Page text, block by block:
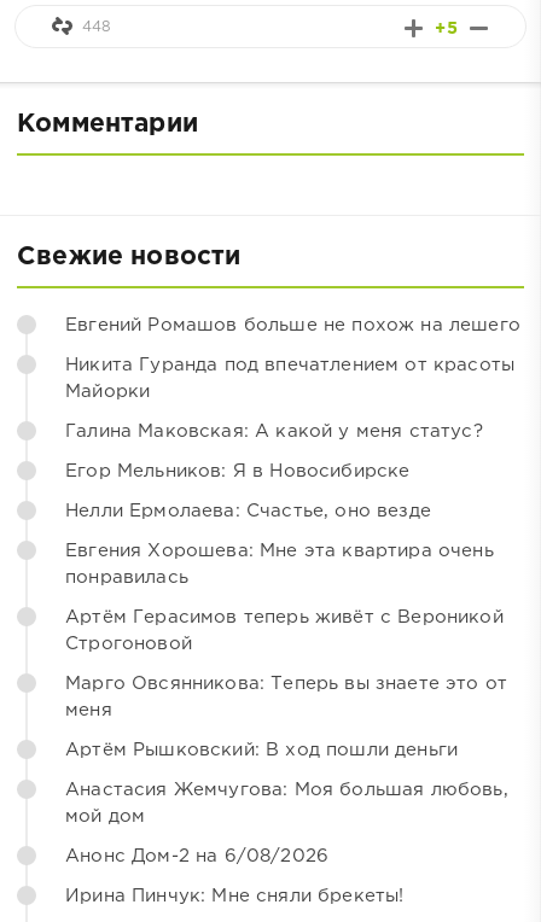
+5
448
Комментарии
Свежие новости
Евгений Ромашов больше не похож на лешего
Никита Гуранда под впечатлением от красоты
Майорки
Галина Маковская: А какой у меня статус?
Егор Мельников: Я в Новосибирске
Нелли Ермолаева: Счастье, оно везде
Евгения Хорошева: Мне эта квартира очень
понравилась
Артём Герасимов теперь живёт с Вероникой
Строгоновой
Марго Овсянникова: Теперь вы знаете это от
меня
Артём Рышковский: В ход пошли деньги
Анастасия Жемчугова: Моя большая любовь,
мой дом
Анонс Дом-2 на 6/08/2026
Ирина Пинчук: Мне сняли брекеты!